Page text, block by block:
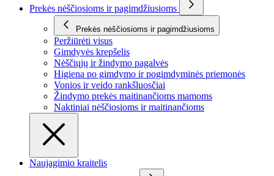
Prekės nėščiosioms ir pagimdžiusioms
Prekės nėščiosioms ir pagimdžiusioms
Peržiūrėti visus
Gimdyvės krepšelis
Nėščiųjų ir žindymo pagalvės
Higiena po gimdymo ir pogimdyminės priemonės
Vonios ir veido rankšluosčiai
Žindymo prekės maitinančioms mamoms
Naktiniai nėščiosioms ir maitinančioms
Naujagimio kraitelis